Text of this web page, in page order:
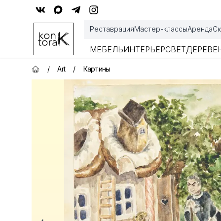
РеставрацияМастер-классыАренда
МЕБЕЛЬИНТЕРЬЕРСВЕТ
Главная страница
/ Art / Картины